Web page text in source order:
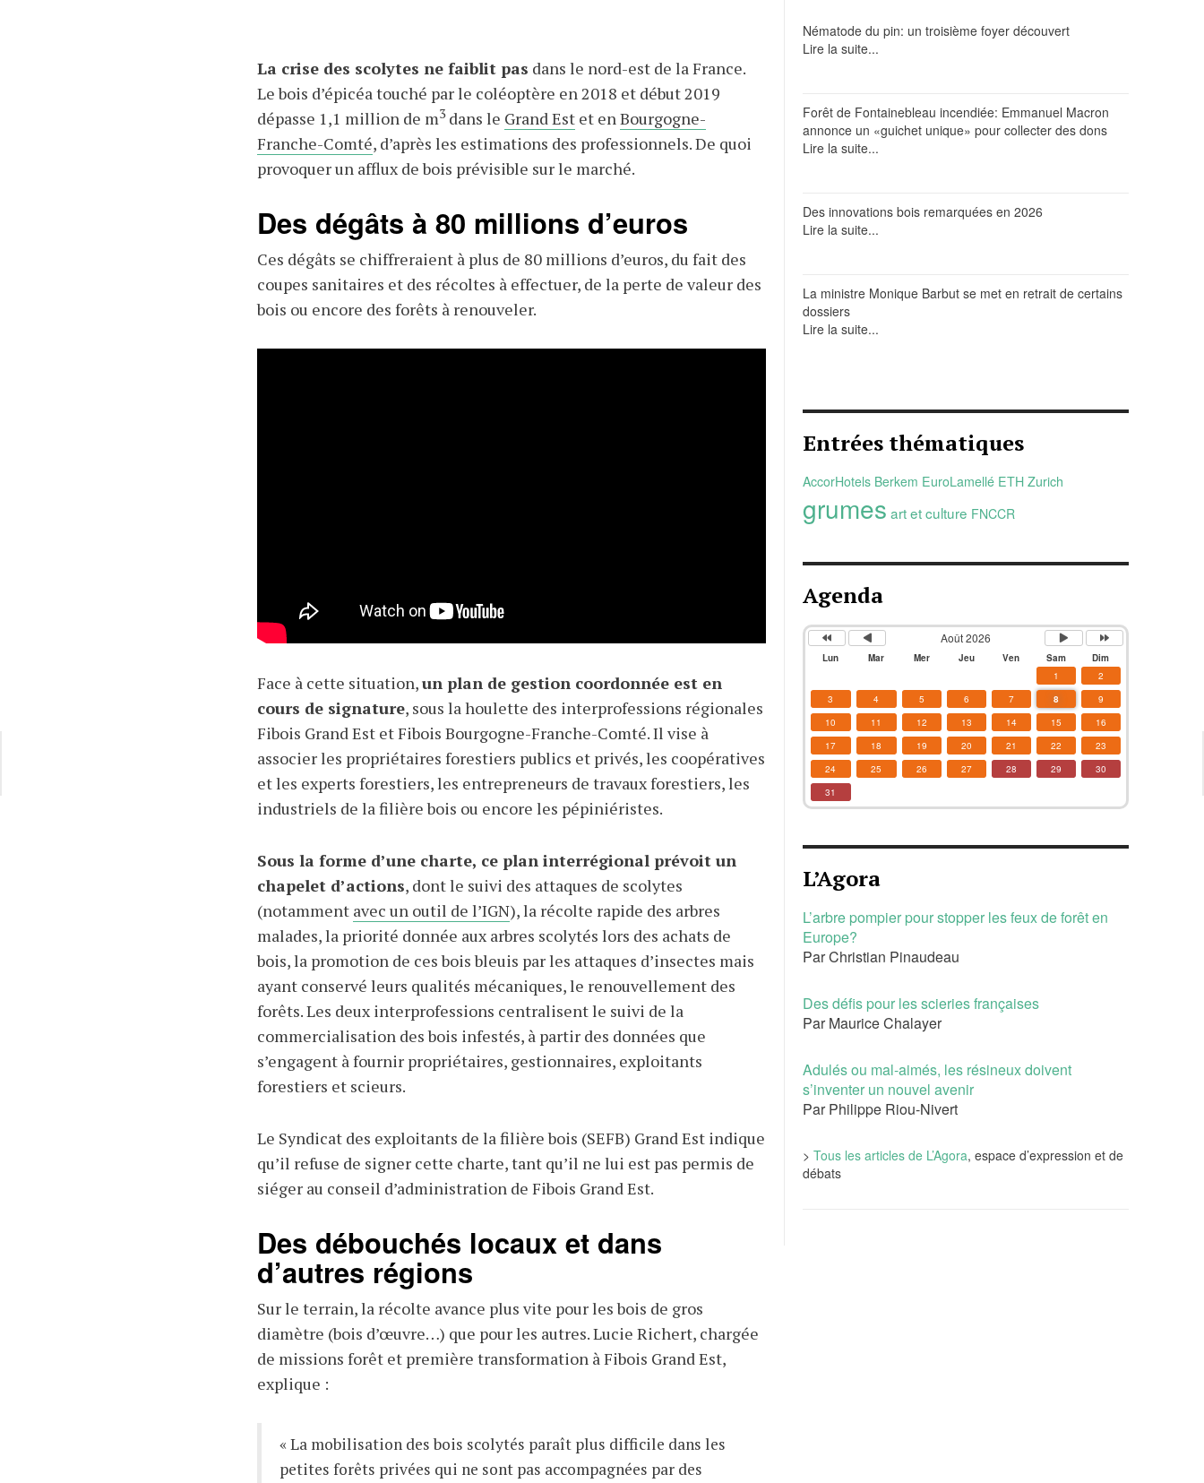
La crise des scolytes ne faiblit pas dans le nord-est de la France.
Le bois d’épicéa touché par le coléoptère en 2018 et début 2019
dépasse 1,1 million de m3dans le Grand Estet en Bourgogne-
Franche-Comté, d’après les estimations des professionnels. De quoi
provoquer un afflux de bois prévisible sur le marché.
Des dégâts à 80 millions d’euros
Ces dégâts se chiffreraient à plus de 80 millions d’euros, du fait des
coupes sanitaires et des récoltes à effectuer, de la perte de valeur des
bois ou encore des forêts à renouveler.
Face à cette situation,un plan de gestion coordonnée est en
cours de signature, sous la houlette des interprofessions régionales
Fibois Grand Est et Fibois Bourgogne-Franche-Comté. Il vise à
associer les propriétaires forestiers publics et privés, les coopératives
et les experts forestiers, les entrepreneurs de travaux forestiers, les
industriels de la filière bois ou encore les pépiniéristes.
Sous la forme d’une charte, ce plan interrégional prévoit un
chapelet d’actions, dont le suivi des attaques de scolytes
(notamment avec un outil de l’IGN), la récolte rapide des arbres
malades, la priorité donnée aux arbres scolytés lors des achats de
bois, la promotion de ces bois bleuis par les attaques d’insectes mais
ayant conservé leurs qualités mécaniques, le renouvellement des
forêts. Les deux interprofessions centralisent le suivi de la
commercialisation des bois infestés, à partir des données que
s’engagent à fournir propriétaires, gestionnaires, exploitants
forestiers et scieurs.
Le Syndicat des exploitants de la filière bois (SEFB) Grand Est indique
qu’il refuse de signer cette charte, tant qu’il ne lui est pas permis de
siéger au conseil d’administration de Fibois Grand Est.
Des débouchés locaux et dans
d’autres régions
Sur le terrain, la récolte avance plus vite pour les bois de gros
diamètre (bois d’œuvre…) que pour les autres. Lucie Richert, chargée
de missions forêt et première transformation à Fibois Grand Est,
explique :
« La mobilisation des bois scolytés paraît plus difficile dans les
petites forêts privées qui ne sont pas accompagnées par des
Nématode du pin: un troisième foyer découvert
Lire la suite...
Forêt de Fontainebleau incendiée: Emmanuel Macron
annonce un «guichet unique» pour collecter des dons
Lire la suite...
Des innovations bois remarquées en 2026
Lire la suite...
La ministre Monique Barbut se met en retrait de certains
dossiers
Lire la suite...
Entrées thématiques
AccorHotels Berkem EuroLamellé ETH Zurich
grumes art et culture FNCCR
Agenda
Août 2026
Lun Mar Mer Jeu Ven Sam
Dim
1
2
3
4 5 6 7 8
9
10
11 12 13 14 15
16
17
18 19 20 21 22
23
24
25 26 27 28 29
30
31
L’Agora
L’arbre pompier pour stopper les feux de forêt en
Europe?
Par Christian Pinaudeau
Des défis pour les scieries françaises
Par Maurice Chalayer
Adulés ou mal-aimés, les résineux doivent
s’inventer un nouvel avenir
Par Philippe Riou-Nivert
> Tous les articles de L’Agora, espace d’expression et de
débats